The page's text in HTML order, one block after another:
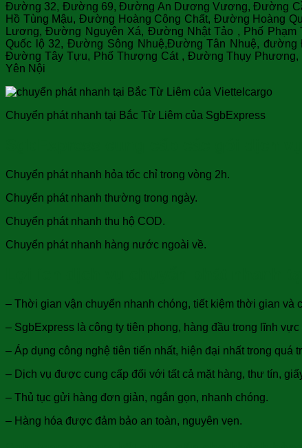
Đường 32, Đường 69, Đường An Dương Vương, Đường
Hồ Tùng Mậu, Đường Hoàng Công Chất, Đường Hoàng
Lương, Đường Nguyên Xá, Đường Nhật Tảo , Phố
Quốc lộ 32, Đường Sông Nhuệ,Đường Tân Nhuệ,
Đường Tây Tựu, Phố Thượng Cát , Đường Thụy
Yên Nội
Chuyển phát nhanh tại Bắc Từ Liêm của SgbExpress
Chuyển phát nhanh hỏa tốc chỉ trong vòng 2h.
Chuyển phát nhanh thường trong ngày.
Chuyển phát nhanh thu hộ COD.
Chuyển phát nhanh hàng nước ngoài về.
– Thời gian vận chuyển nhanh chóng, tiết kiệm thời gian và
– SgbExpress là công ty tiên phong, hàng đầu trong lĩnh
– Áp dụng công nghệ tiên tiến nhất, hiện đại nhất trong quá
– Dịch vụ được cung cấp đối với tất cả mặt hàng, thư tín,
– Thủ tục gửi hàng đơn giản, ngắn gọn, nhanh chóng.
– Hàng hóa được đảm bảo an toàn, nguyên vẹn.